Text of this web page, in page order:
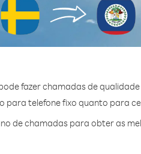
fazer chamadas de
para telefone fixo quanto para
de chamadas para obter as